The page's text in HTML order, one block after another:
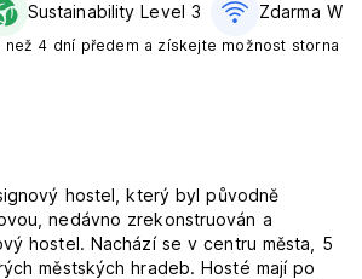
Sustainability Level 3 Zdarma WiFi
4 dní předem a získejte možnost storna
hostel, který byl původně
nedávno zrekonstruován a
hostel. Nachází se v centru města, 5
městských hradeb. Hosté mají po